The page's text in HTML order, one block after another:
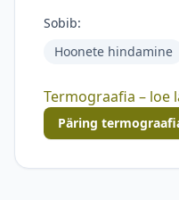
Sobib:
Hoonete hindamine
Termograafia – loe
Päring